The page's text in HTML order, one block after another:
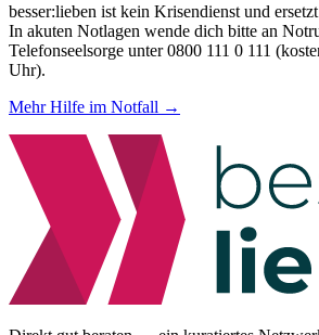
besser:lieben ist kein Krisendienst und
In akuten Notlagen wende dich bitte an
Telefonseelsorge unter 0800 111 0 111
Uhr).
Mehr Hilfe im Notfall →